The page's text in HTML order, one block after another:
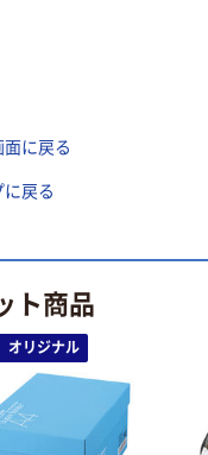
に戻る
に戻る
ト商品
オリジナル